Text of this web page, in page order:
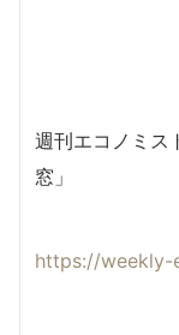
週刊エコノミ
窓」
https://weekly-